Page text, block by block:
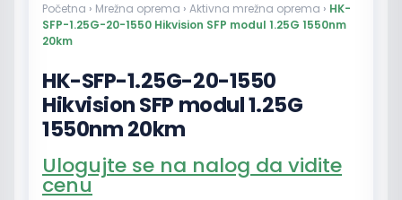
Početna › Mrežna oprema › Aktivna mrežna oprema › HK-
SFP-1.25G-20-1550 Hikvision SFP modul 1.25G 1550nm
20km
HK-SFP-1.25G-20-1550
Hikvision SFP modul 1.25G
1550nm 20km
Ulogujte se na nalog da vidite
cenu